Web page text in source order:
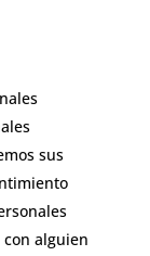
sus
alguien